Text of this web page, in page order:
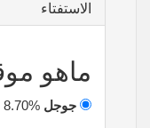
الاستفتاء
ماهو
جوجل